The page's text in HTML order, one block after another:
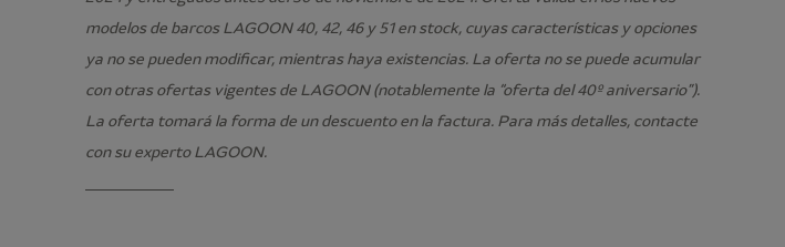
modelos de barcos LAGOON 40, 42, 46 y 51 en stock, cuyas características y opciones
ya no se pueden modificar, mientras haya existencias. La oferta no se puede acumular
con otras ofertas vigentes de LAGOON (notablemente la “oferta del 40º aniversario”).
La oferta tomará la forma de un descuento en la factura. Para más detalles, contacte
con su experto LAGOON.